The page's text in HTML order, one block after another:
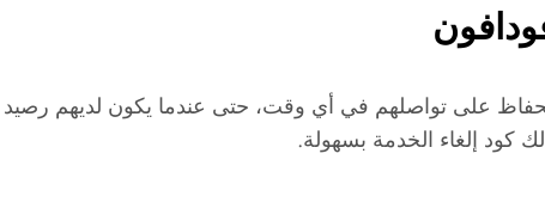
الحفاظ على تواصلهم في أي وقت، حتى عندما يكون لديهم
كود إلغاء الخدمة بسهولة.